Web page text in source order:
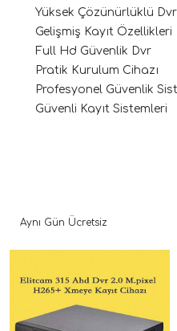
Yüksek Çözünürlüklü Dvr
Gelişmiş Kayıt Özellikleri
Full Hd Güvenlik Dvr
Pratik Kurulum Cihazı
Profesyonel Güvenlik
Güvenli Kayıt Sistemleri
Aynı Gün Ücretsiz